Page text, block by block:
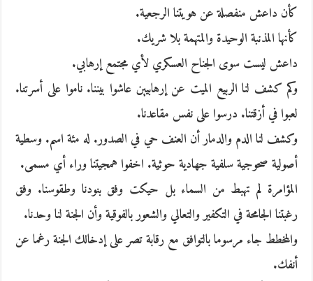
كأن داعش منفصلة عن هويتنا الرجعية.
كأنها المذنبة الوحيدة والمتهمة بلا شريك.
داعش ليست سوى الجناح العسكري لأي مجتمع إرهابي.
وكم كشف لنا الربيع الميت عن إرهابيين عاشوا بيننا. ناموا على أسرتنا.
لعبوا في أزقتنا. درسوا على نفس مقاعدنا.
وكشف لنا الدم والدمار أن العنف حي في الصدور. له مئة اسم. وسطية
أصولية صحوجية سلفية جهادية حوثية. اخفوا همجيتنا وراء أي مسمى.
المؤامرة لم تهبط من السماء بل حيكت وفق بنودنا وطقوسنا. وفق
رغبتنا الجامحة في التكفير والتعالي والشعور بالفوقية وأن الجنة لنا وحدنا.
والمخطط جاء مرسوما بالتوافق مع رقابة تصر على إدخالك الجنة رغما عن
أنفك.